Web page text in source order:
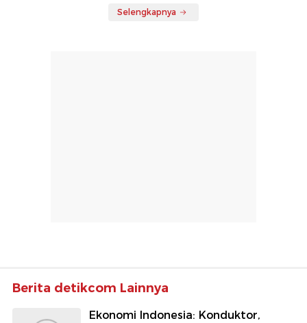
Selengkapnya
Berita detikcom Lainnya
Ekonomi Indonesia: Konduktor,